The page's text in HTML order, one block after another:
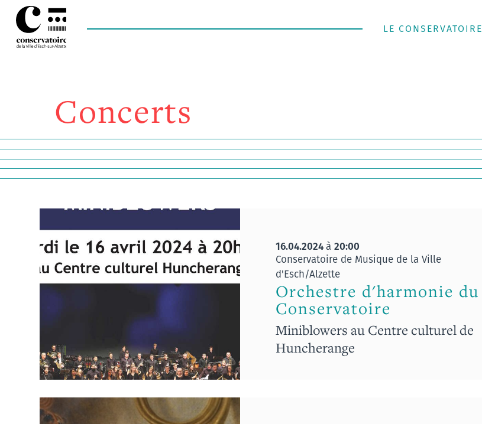
LE CONSERVATOIRE
Concerts
16.04.2024à 20:00
Conservatoire de Musique de la Ville
d'Esch/Alzette
Orchestre d'harmonie du
Conservatoire
Miniblowers au Centre culturel de
Huncherange